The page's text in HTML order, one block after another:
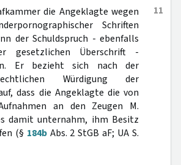
11
die Angeklagte wegen
Schriften
der Schuldspruch - ebenfalls
gesetzlichen Überschrift -
Er bezieht sich nach der
Würdigung der
dass die Angeklagte die von
an den Zeugen M.
damit unternahm, ihm Besitz
(§ 184bAbs. 2 StGB aF; UA S.